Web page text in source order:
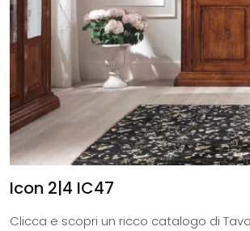
Icon 2|4 IC47
Clicca e scopri un ricco catalogo di